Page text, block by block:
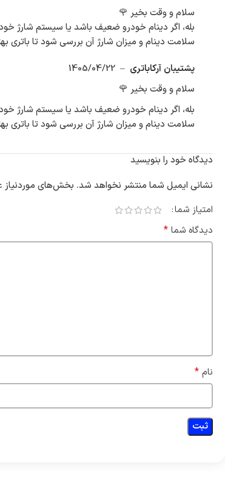
سلام و وقت بخیر 🌹
بله، اگر دینام خودرو ضعیف باشد یا سیستم شارژ
سلامت دینام و میزان شارژ آن بررسی شود تا باتری
پشتیبان آرکاباتری –
1405/04/22
سلام و وقت بخیر 🌹
بله، اگر دینام خودرو ضعیف باشد یا سیستم شارژ
سلامت دینام و میزان شارژ آن بررسی شود تا باتری
دیدگاه خود را بنویسید
نشانی ایمیل شما منتشر نخواهد شد. بخش‌های موردنیاز
امتیاز شما
دیدگاه شما *
نام *